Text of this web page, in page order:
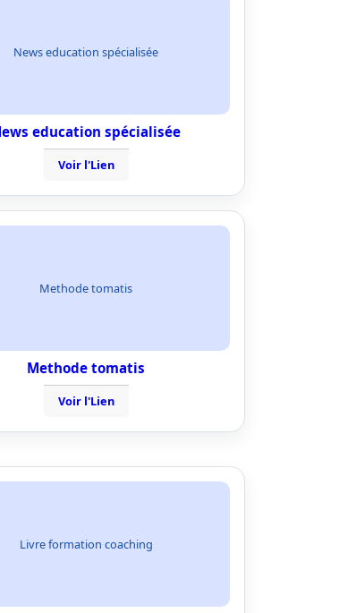
News education spécialisée
education spécialisée
Voir l'Lien
Methode tomatis
Methode tomatis
Voir l'Lien
Livre formation coaching